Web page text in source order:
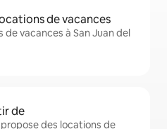
de vacances
de vacances à San Juan del
de
des locations de